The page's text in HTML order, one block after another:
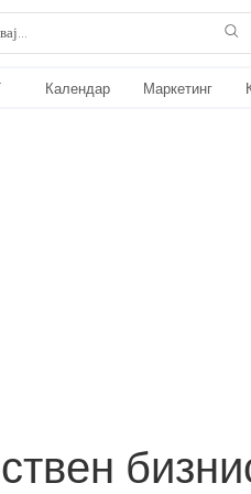
Календар Маркетинг